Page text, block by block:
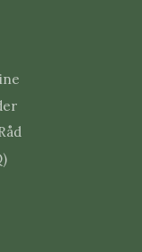
trips och
taggar och
sina
ofta naturligt.